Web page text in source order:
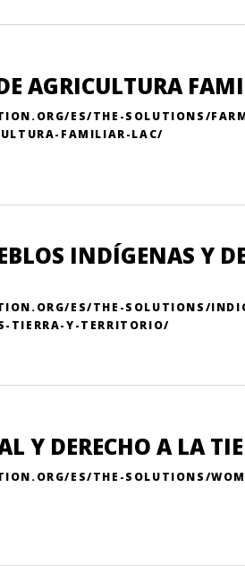
AGRICULTURA
ES/THE-SOLUTIONS/
FAMILIAR-LAC/
INDÍGENAS Y
ES/THE-SOLUTIONS/
TIERRA-Y-TERRITORIO/
Y DERECHO A LA
ES/THE-SOLUTIONS/